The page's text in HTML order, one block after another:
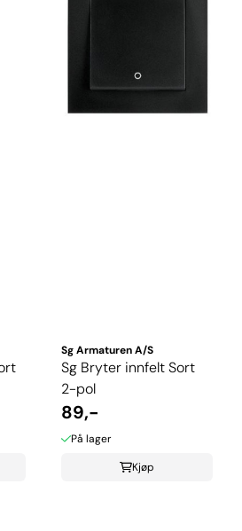
Sg Armaturen A/S
Sg Bryter innfelt Sort
2-pol
89,-
På lager
Kjøp